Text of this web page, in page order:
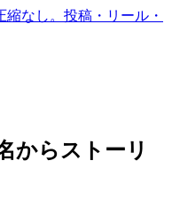
縮なし。投稿・リール・
からストーリ